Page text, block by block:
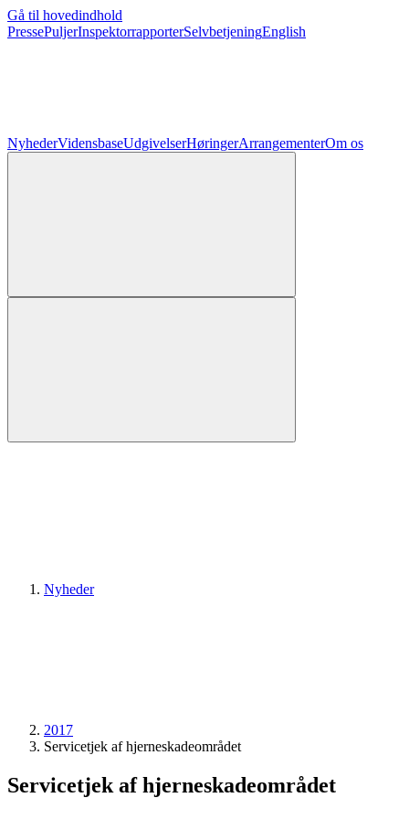
Gå til hovedindhold
PressePuljerInspektorrapporterSelvbetjeningEnglish
NyhederVidensbaseUdgivelserHøringerArrangementerOm os
Nyheder
2017
Servicetjek af hjerneskade­området
Servicetjek af hjerneskade­området